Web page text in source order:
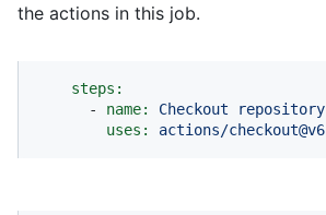
the actions in this job.
steps:
-
name: Checkout
repository
uses:
actions/checkout@v6